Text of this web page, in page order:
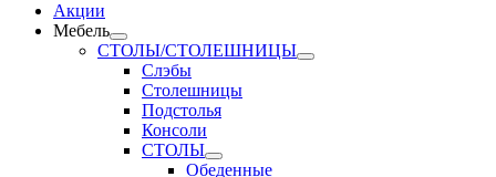
Акции
Мебель
СТОЛЫ/СТОЛЕШНИЦЫ
Слэбы
Столешницы
Подстолья
Консоли
СТОЛЫ
Обеденные